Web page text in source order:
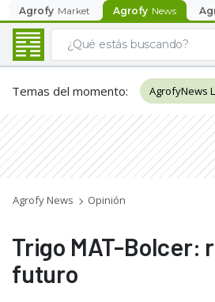
Agrofy Market Agrofy News
Temas del momento: AgrofyNews
Agrofy News Opinión
Trigo MAT-Bolcer:
futuro